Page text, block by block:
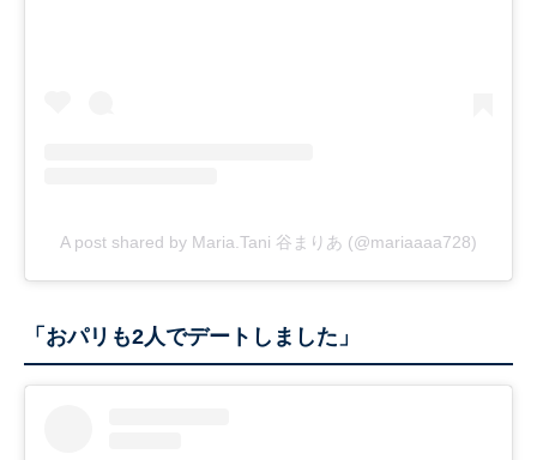
A post shared by Maria.Tani 谷まりあ (@mariaaaa728)
「おパリも2人でデートしました」